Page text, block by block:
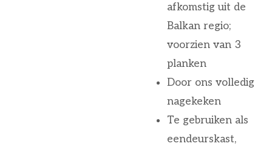
afkomstig uit de
Balkan regio;
voorzien van 3
planken
Door ons volledig
nagekeken
Te gebruiken als
eendeurskast,